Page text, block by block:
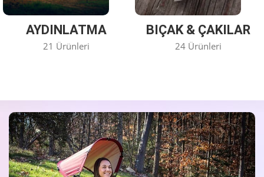
AYDINLATMA
21 Ürünleri
BIÇAK & ÇAKILAR
24 Ürünleri